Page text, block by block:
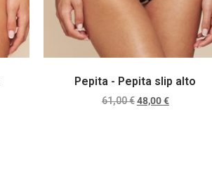
Pepita - Pepita slip alto
61,00€48,00€